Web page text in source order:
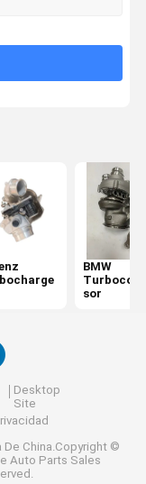
BMW
sor
Desktop
Site
De China.Copyright ©
Auto Parts Sales